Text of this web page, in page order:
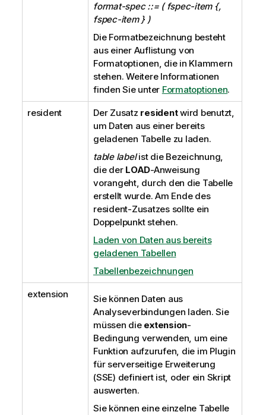
format-spec ::= ( fspec-item {,
fspec-item } )
Die Formatbezeichnung besteht
aus einer Auflistung von
Formatoptionen, die in Klammern
stehen. Weitere Informationen
finden Sie unter Formatoptionen.
resident Der Zusatz residentwird benutzt,
um Daten aus einer bereits
geladenen Tabelle zu laden.
table labelist die Bezeichnung,
die der LOAD-Anweisung
vorangeht, durch den die Tabelle
erstellt wurde. Am Ende des
resident-Zusatzes sollte ein
Doppelpunkt stehen.
Laden von Daten aus bereits
geladenen Tabellen
Tabellenbezeichnungen
extension
Sie können Daten aus
Analyseverbindungen laden. Sie
müssen die extension-
Bedingung verwenden, um eine
Funktion aufzurufen, die im Plugin
für serverseitige Erweiterung
(SSE) definiert ist, oder ein Skript
auswerten.
Sie können eine einzelne Tabelle